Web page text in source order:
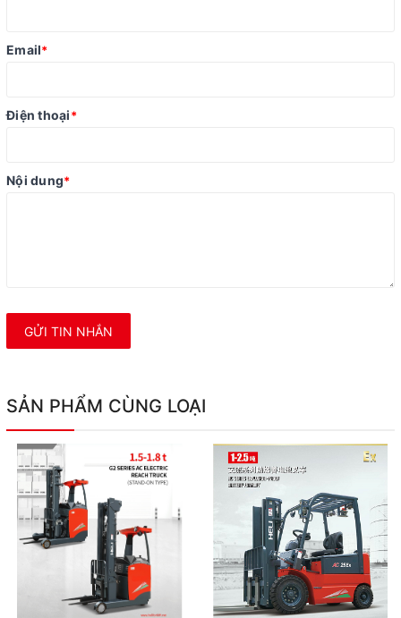
Email*
Điện thoại*
Nội dung*
GỬI TIN NHẮN
SẢN PHẨM CÙNG LOẠI